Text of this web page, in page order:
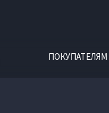
ПОКУПАТЕЛЯМ